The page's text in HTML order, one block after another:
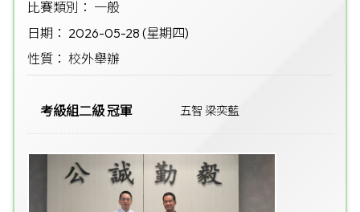
比賽類別： 一般
日期： 2026-05-28 (星期四)
性質： 校外舉辦
考級組二級 冠軍 五智 梁奕藍